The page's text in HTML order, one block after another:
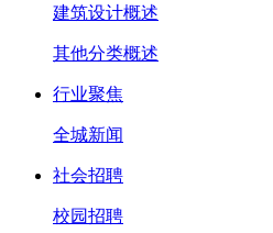
建筑设计概述
其他分类概述
行业聚焦
全城新闻
社会招聘
校园招聘